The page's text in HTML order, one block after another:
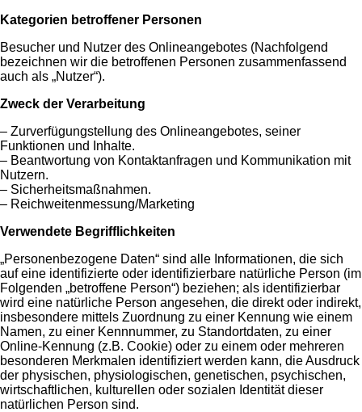
Kategorien betroffener Personen
Besucher und Nutzer des Onlineangebotes (Nachfolgend
bezeichnen wir die betroffenen Personen zusammenfassend
auch als „Nutzer“).
Zweck der Verarbeitung
– Zurverfügungstellung des Onlineangebotes, seiner
Funktionen und Inhalte.
– Beantwortung von Kontaktanfragen und Kommunikation mit
Nutzern.
– Sicherheitsmaßnahmen.
– Reichweitenmessung/Marketing
Verwendete Begrifflichkeiten
„Personenbezogene Daten“ sind alle Informationen, die sich
auf eine identifizierte oder identifizierbare natürliche Person (im
Folgenden „betroffene Person“) beziehen; als identifizierbar
wird eine natürliche Person angesehen, die direkt oder indirekt,
insbesondere mittels Zuordnung zu einer Kennung wie einem
Namen, zu einer Kennnummer, zu Standortdaten, zu einer
Online-Kennung (z.B. Cookie) oder zu einem oder mehreren
besonderen Merkmalen identifiziert werden kann, die Ausdruck
der physischen, physiologischen, genetischen, psychischen,
wirtschaftlichen, kulturellen oder sozialen Identität dieser
natürlichen Person sind.